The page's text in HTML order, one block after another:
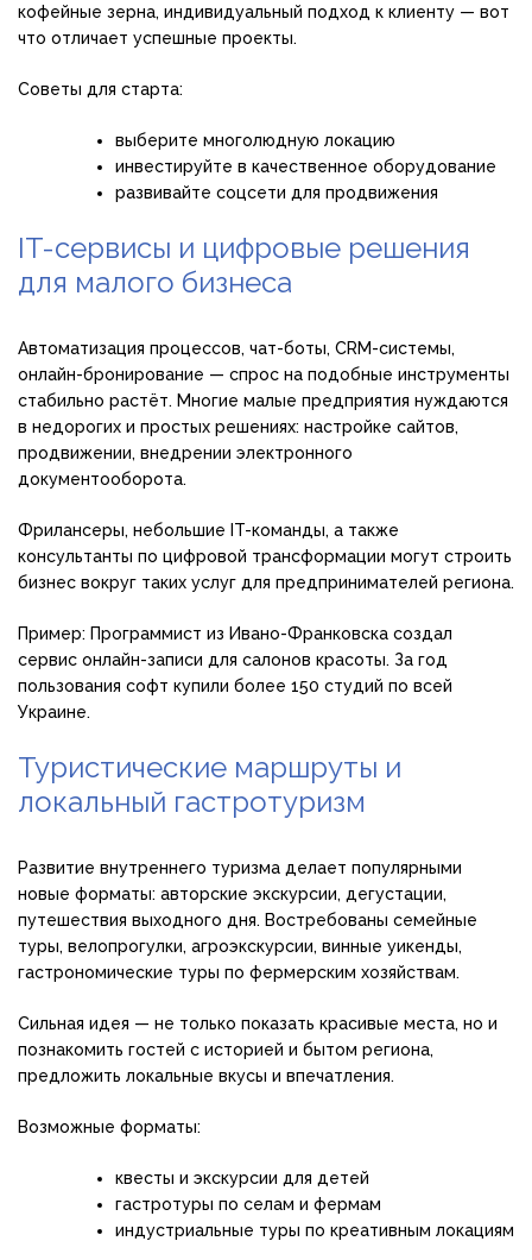
кофейные зерна, индивидуальный подход к клиенту — вот
что отличает успешные проекты.
Советы для старта:
выберите многолюдную локацию
инвестируйте в качественное оборудование
развивайте соцсети для продвижения
IT-сервисы и цифровые решения
для малого бизнеса
Автоматизация процессов, чат-боты, CRM-системы,
онлайн-бронирование — спрос на подобные инструменты
стабильно растёт. Многие малые предприятия нуждаются
в недорогих и простых решениях: настройке сайтов,
продвижении, внедрении электронного
документооборота.
Фрилансеры, небольшие IT-команды, а также
консультанты по цифровой трансформации могут строить
бизнес вокруг таких услуг для предпринимателей региона.
Пример: Программист из Ивано-Франковска создал
сервис онлайн-записи для салонов красоты. За год
пользования софт купили более 150 студий по всей
Украине.
Туристические маршруты и
локальный гастротуризм
Развитие внутреннего туризма делает популярными
новые форматы: авторские экскурсии, дегустации,
путешествия выходного дня. Востребованы семейные
туры, велопрогулки, агроэкскурсии, винные уикенды,
гастрономические туры по фермерским хозяйствам.
Сильная идея — не только показать красивые места, но и
познакомить гостей с историей и бытом региона,
предложить локальные вкусы и впечатления.
Возможные форматы:
квесты и экскурсии для детей
гастротуры по селам и фермам
индустриальные туры по креативным локациям